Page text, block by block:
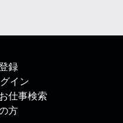
録
イン
仕事検索
方